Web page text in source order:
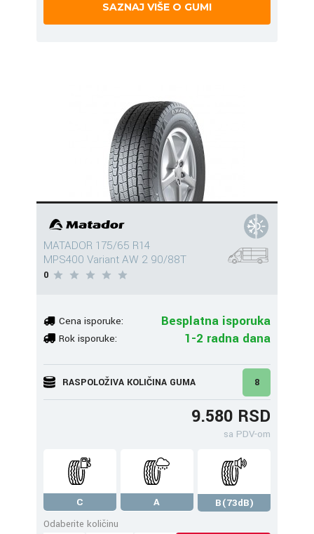
SAZNAJ VIŠE O GUMI
MATADOR 175/65 R14
MPS400 Variant AW 2 90/88T
0
Cena isporuke: Besplatna isporuka
Rok isporuke: 1-2 radna dana
RASPOLOŽIVA KOLIČINA GUMA 8
9.580 RSD
sa PDV-om
C A
B(73dB)
Odaberite količinu